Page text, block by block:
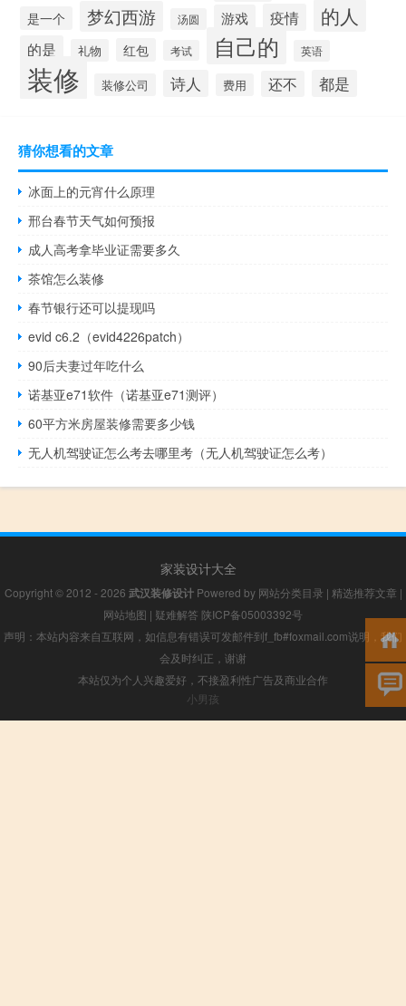
是一个 梦幻西游 汤圆 游戏 疫情 的人
的是 礼物 红包 考试 自己的 英语
装修 装修公司 诗人 费用 还不 都是
猜你想看的文章
冰面上的元宵什么原理
邢台春节天气如何预报
成人高考拿毕业证需要多久
茶馆怎么装修
春节银行还可以提现吗
evid c6.2（evid4226patch）
90后夫妻过年吃什么
诺基亚e71软件（诺基亚e71测评）
60平方米房屋装修需要多少钱
无人机驾驶证怎么考去哪里考（无人机驾驶证怎么考）
家装设计大全
Copyright © 2012 - 2026 武汉装修设计Powered by 网站分类目录 | 精选推荐文章 |
网站地图 | 疑难解答 陕ICP备05003392号
声明：本站内容来自互联网，如信息有错误可发邮件到f_fb#foxmail.com说明，我们
会及时纠正，谢谢
本站仅为个人兴趣爱好，不接盈利性广告及商业合作
小男孩